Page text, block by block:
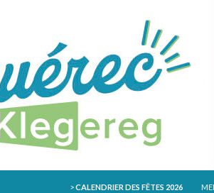
>CALENDRIER DES FÊTES 2026